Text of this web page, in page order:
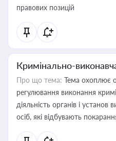
правових позицій
Кримінально-
Про що тема: Тема охоплює
регулювання виконання
діяльність органів і
осіб, які відбувають